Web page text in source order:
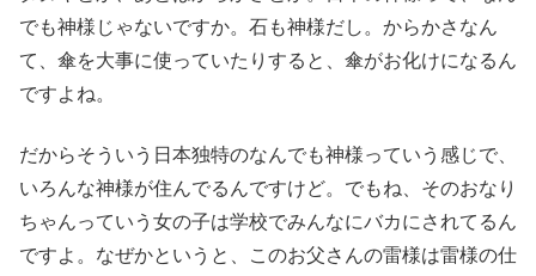
でも神様じゃないですか。石も神様だし。からかさなん
て、傘を大事に使っていたりすると、傘がお化けになるん
ですよね。
だからそういう日本独特のなんでも神様っていう感じで、
いろんな神様が住んでるんですけど。でもね、そのおなり
ちゃんっていう女の子は学校でみんなにバカにされてるん
ですよ。なぜかというと、このお父さんの雷様は雷様の仕